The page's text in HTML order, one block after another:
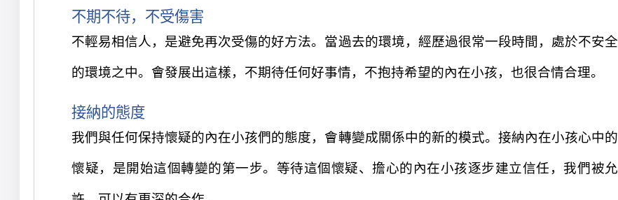
不期不待，不受傷害
不輕易相信人，是避免再次受傷的好方法。 當過去的環境，經歷過很常一段時間，處於不安全
的環境之中。 會發展出這樣， 不期待任何好事情，不抱持希望的內在小孩，也很合情合理。
接納的態度
我們與任何保持懷疑的內在小孩們的態度，會轉變成關係中的新的模式。 接納內在小孩心中的
懷疑，是開始這個轉變的第一步。等待這個懷疑、擔心的內在小孩逐步建立信任，我們被允